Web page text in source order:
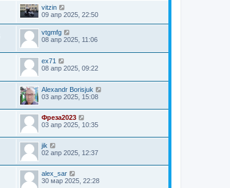
vitzin
09 апр 2025, 22:50
vtgmfg
08 апр 2025, 11:06
ex71
08 апр 2025, 09:22
Alexandr Borisjuk
03 апр 2025, 15:08
Фреза2023
03 апр 2025, 10:35
jik
02 апр 2025, 12:37
alex_sar
30 мар 2025, 22:28